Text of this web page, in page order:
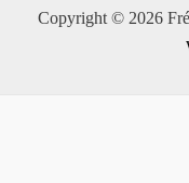
Copyright © 2026